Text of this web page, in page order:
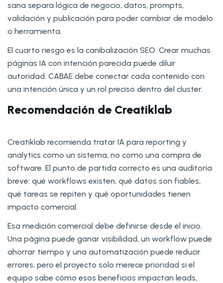
sana separa lógica de negocio, datos, prompts,
validación y publicación para poder cambiar de modelo
o herramienta.
El cuarto riesgo es la canibalización SEO. Crear muchas
páginas IA con intención parecida puede diluir
autoridad. CABAE debe conectar cada contenido con
una intención única y un rol preciso dentro del cluster.
Recomendación de Creatiklab
Creatiklab recomienda tratar IA para reporting y
analytics como un sistema, no como una compra de
software. El punto de partida correcto es una auditoría
breve: qué workflows existen, qué datos son fiables,
qué tareas se repiten y qué oportunidades tienen
impacto comercial.
Esa medición comercial debe definirse desde el inicio.
Una página puede ganar visibilidad, un workflow puede
ahorrar tiempo y una automatización puede reducir
errores, pero el proyecto solo merece prioridad si el
equipo sabe cómo esos beneficios impactan leads,